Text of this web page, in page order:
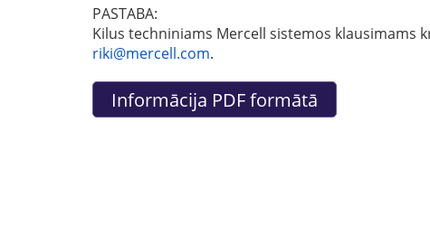
PASTABA:
Kilus techniniams Mercell sistemos klausimams
riki@mercell.com.